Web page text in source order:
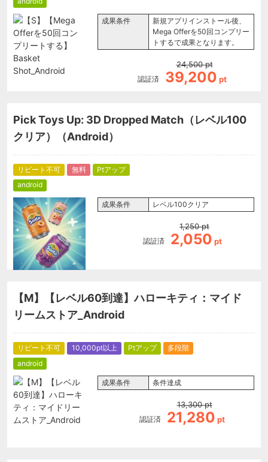
成果条件
新規アプリインストール後、
Mega Offerを50回コンプリー
トするで成果となります。
認証済
24,500 pt
39,200 pt
Pick Toys Up: 3D Dropped Match（レベル100
クリア）（Android）
リピート不可 無料
Ptアップ
android
成果条件 レベル100クリア
認証済
1,250 pt
2,050 pt
【M】【レベル60到達】ハローキティ：マイド
リームストア_Android
リピート不可 10,000pt以上 Ptアップ
多段階
android
成果条件 条件達成
認証済
13,300 pt
21,280 pt